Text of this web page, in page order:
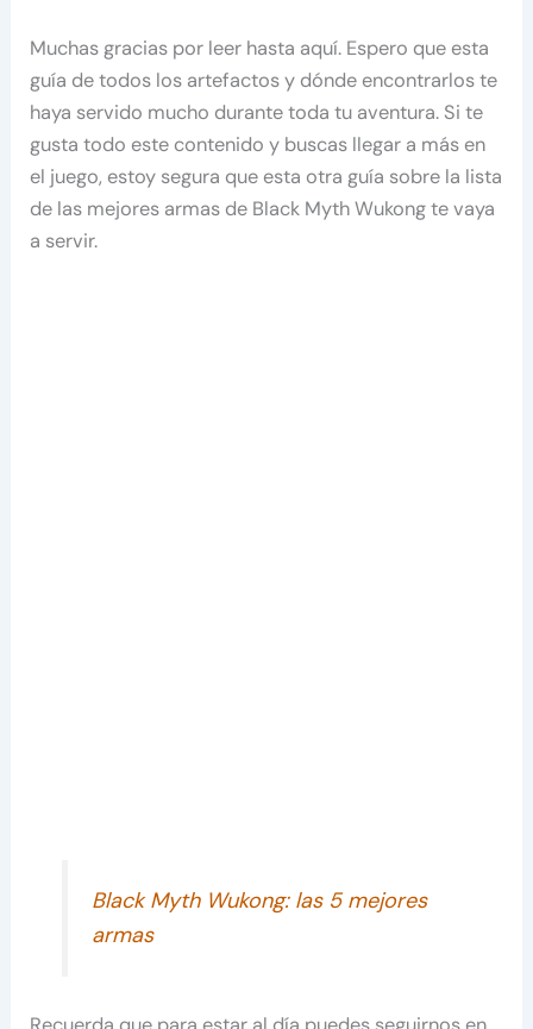
Muchas gracias por leer hasta aquí. Espero que esta
guía de todos los artefactos y dónde encontrarlos te
haya servido mucho durante toda tu aventura. Si te
gusta todo este contenido y buscas llegar a más en
el juego, estoy segura que esta otra guía sobre la lista
de las mejores armas de Black Myth Wukong te vaya
a servir.
Black Myth Wukong: las 5 mejores
armas